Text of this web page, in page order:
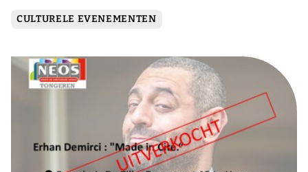
CULTURELE EVENEMENTEN